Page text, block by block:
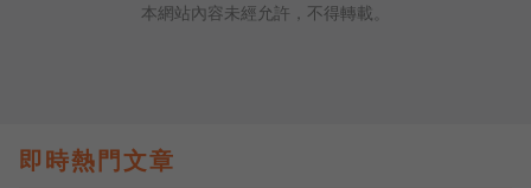
本網站內容未經允許，不得轉載。
即時熱門文章